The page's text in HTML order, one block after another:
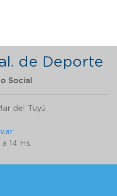
de Deporte
Social
del Tuyú
14 Hs.